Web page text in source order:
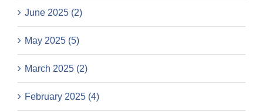
June 2025 (2)
May 2025 (5)
March 2025 (2)
February 2025 (4)